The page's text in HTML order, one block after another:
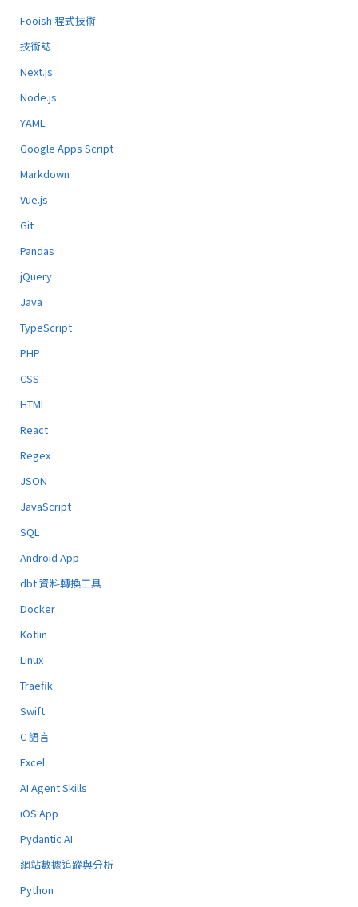
Fooish 程式技術
技術誌
Next.js
Node.js
YAML
Google Apps Script
Markdown
Vue.js
Git
Pandas
jQuery
Java
TypeScript
PHP
CSS
HTML
React
Regex
JSON
JavaScript
SQL
Android App
dbt 資料轉換工具
Docker
Kotlin
Linux
Traefik
Swift
C 語言
Excel
AI Agent Skills
iOS App
Pydantic AI
網站數據追蹤與分析
Python